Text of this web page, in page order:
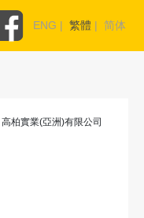
ENG | 繁體 | 简体